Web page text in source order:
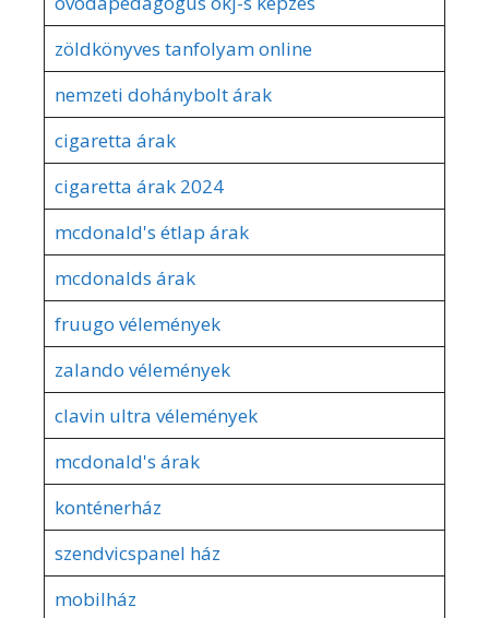
zöldkönyves tanfolyam online
nemzeti dohánybolt árak
cigaretta árak
cigaretta árak 2024
mcdonald's étlap árak
mcdonalds árak
fruugo vélemények
zalando vélemények
clavin ultra vélemények
mcdonald's árak
konténerház
szendvicspanel ház
mobilház